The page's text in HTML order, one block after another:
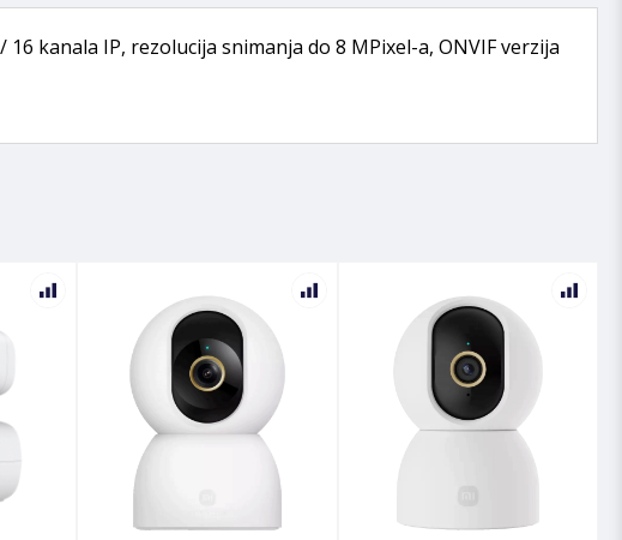
kanala IP, rezolucija snimanja do 8 MPixel-a, ONVIF verzija